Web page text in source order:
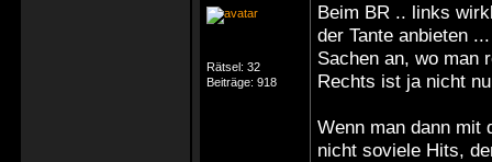
Rätsel: 32
Beiträge: 918
Beim BR .. links
der Tante anbieten
Sachen an, wo man
Rechts ist ja nicht
Wenn man dann mit
nicht soviele Hits,